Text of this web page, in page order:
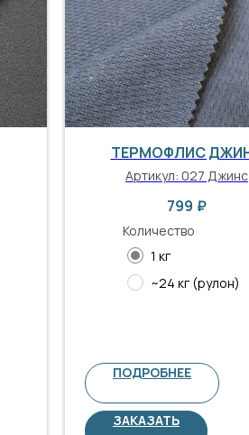
ТЕРМОФЛИС
Артикул: 027 Джинс
799 ₽
Количество
1 кг
~24 кг (рулон)
ПОДРОБНЕЕ
ЗАКАЗАТЬ